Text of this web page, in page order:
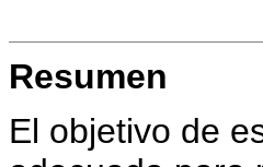
Resumen
El objetivo de